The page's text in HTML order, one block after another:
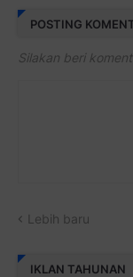
POSTING
Silakan beri
Lebih baru
IKLAN TAHUNAN